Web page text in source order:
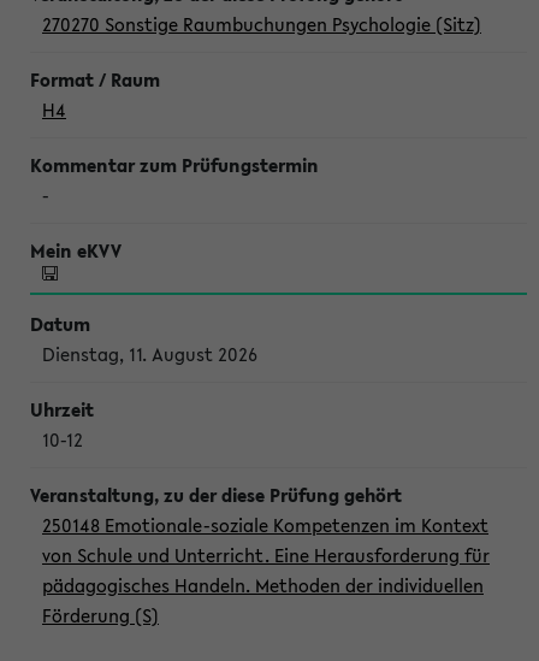
270270 Sonstige Raumbuchungen Psychologie (Sitz)
H4
-
Dienstag, 11. August 2026
10-12
250148 Emotionale-soziale Kompetenzen im Kontext
von Schule und Unterricht. Eine Herausforderung für
pädagogisches Handeln. Methoden der individuellen
Förderung (S)